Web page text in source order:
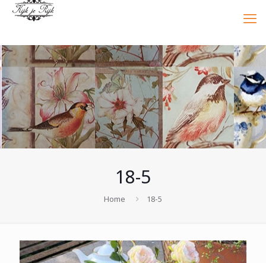
18-5
Home 18-5